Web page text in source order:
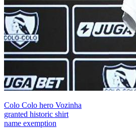
Colo Colo hero Vozinha
granted historic shirt
name exemption